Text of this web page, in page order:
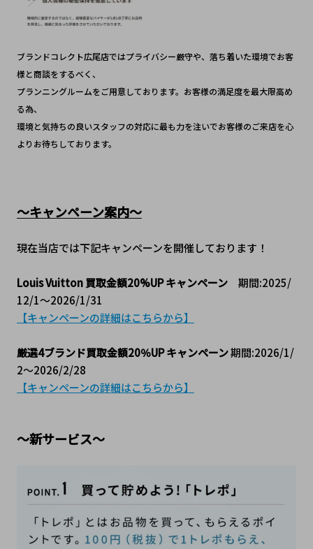
ブランドコレクト広尾店ではプライバシー厳守や、落ち着いた環境でお客
様と商談をするべく、
プランニングルームをご用意しております。お客様の満足度を最大限高め
る為、
環境と気持ちの良いスタッフの対応に最も力を注いでお客様のご来店を心
よりお待ちしております。
～キャンペーン案内～
現在当店では下記キャンペーンを開催しております！
Louis Vuitton 買取金額20%UP キャンペーン 期間:2025/
12/1～2026/1/31
【キャンペーンの詳細はこちらから】
厳選4ブランド買取金額20％UP キャンペーン 期間:2026/1/
2～2026/2/28
【キャンペーンの詳細はこちらから】
～新サービス～